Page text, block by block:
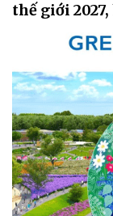
thế giới